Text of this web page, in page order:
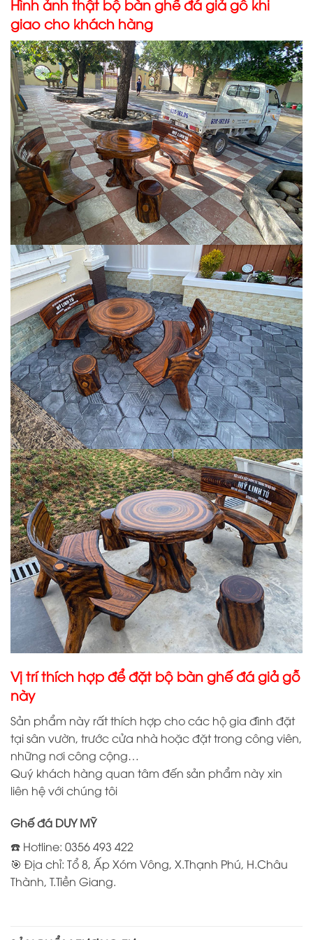
Hình ảnh thật bộ bàn ghế đá giả gỗ khi
giao cho khách hàng
Vị trí thích hợp để đặt bộ bàn ghế đá giả gỗ
này
Sản phẩm này rất thích hợp cho các hộ gia đình đặt
tại sân vườn, trước cửa nhà hoặc đặt trong công viên,
những nơi công cộng…
Quý khách hàng quan tâm đến sản phẩm này xin
liên hệ với chúng tôi
Ghế đá DUY MỸ
☎️ Hotline: 0356 493 422
🎯 Địa chỉ: Tổ 8, Ấp Xóm Vông, X.Thạnh Phú, H.Châu
Thành, T.Tiền Giang.